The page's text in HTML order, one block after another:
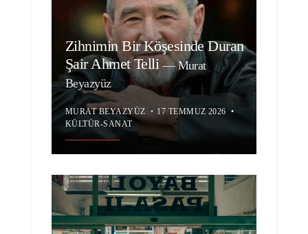
Zihnimin Bir Köşesinde Duran
Şair Ahmet Telli—Murat
Beyazyüz
MURAT BEYAZYÜZ • 17 TEMMUZ 2026 •
KÜLTÜR-SANAT